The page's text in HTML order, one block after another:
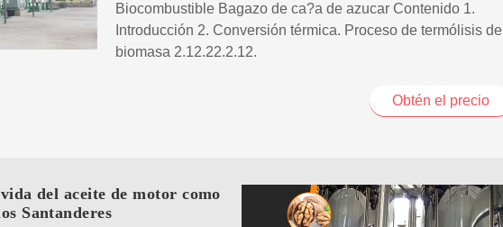
Biocombustible Bagazo de ca?a de azucar Contenido 1.
Introducción 2. Conversión térmica. Proceso de termólisis de
biomasa 2.12.22.2.12.
Obtén el precio
del aceite de motor como
Santanderes